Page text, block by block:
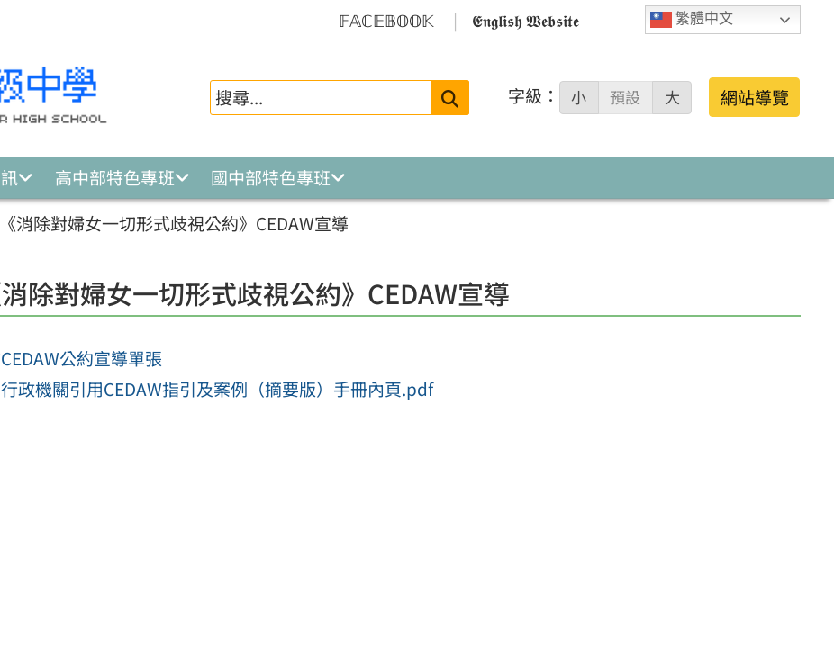
繁體中文
𝔽𝔸ℂ𝔼𝔹𝕆𝕆𝕂 𝕰𝖓𝖌𝖑𝖎𝖘𝖍 𝖂𝖊𝖇𝖘𝖎𝖙𝖊
搜
字級： 小 預設 大 網站導覽
高中部特色專班
國中部特色專班
《消除對婦女一切形式歧視公約》CEDAW宣導
消除對婦女一切形式歧視公約》CEDAW宣導
公約宣導單張
政機關引用CEDAW指引及案例（摘要版）手冊內頁.pdf